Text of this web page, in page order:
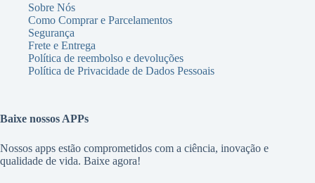
Sobre Nós
Como Comprar e Parcelamentos
Segurança
Frete e Entrega
Política de reembolso e devoluções
Política de Privacidade de Dados Pessoais
Baixe nossos APPs
Nossos apps estão comprometidos com a ciência, inovação e
qualidade de vida. Baixe agora!